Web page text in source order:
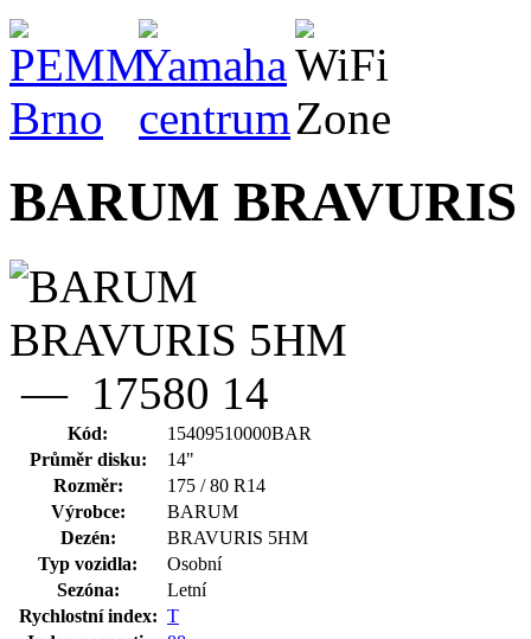
BARUM
Kód:
15409510000BAR
Průměr disku:
14"
Rozměr:
175 / 80 R14
Výrobce:
BARUM
Dezén:
BRAVURIS 5HM
Typ vozidla:
Osobní
Sezóna:
Letní
Rychlostní index: T